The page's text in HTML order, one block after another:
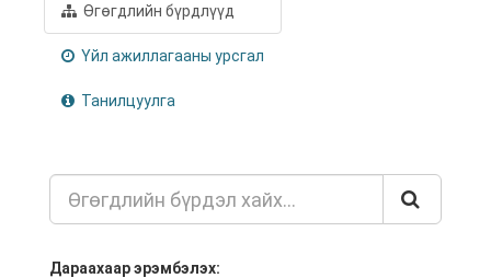
Өгөгдлийн бүрдлүүд
Үйл ажиллагааны урсгал
Танилцуулга
Дараахаар эрэмбэлэх